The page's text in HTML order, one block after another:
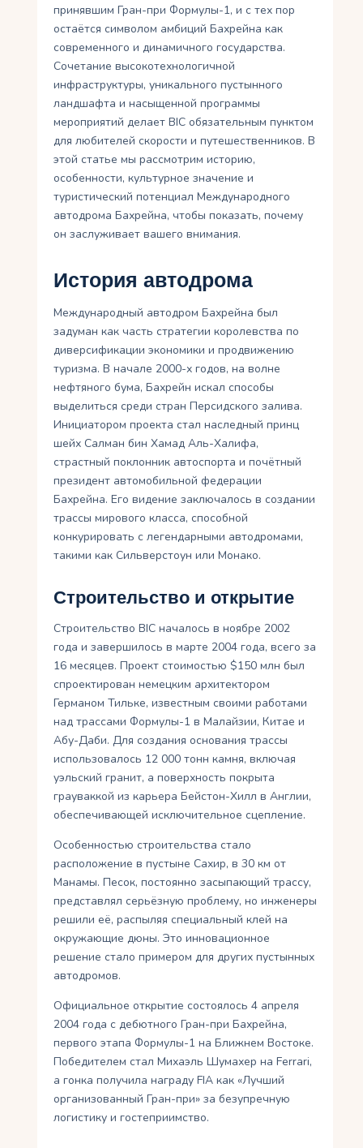
принявшим Гран-при Формулы-1, и с тех пор
остаётся символом амбиций Бахрейна как
современного и динамичного государства.
Сочетание высокотехнологичной
инфраструктуры, уникального пустынного
ландшафта и насыщенной программы
мероприятий делает BIC обязательным пунктом
для любителей скорости и путешественников. В
этой статье мы рассмотрим историю,
особенности, культурное значение и
туристический потенциал Международного
автодрома Бахрейна, чтобы показать, почему
он заслуживает вашего внимания.
История автодрома
Международный автодром Бахрейна был
задуман как часть стратегии королевства по
диверсификации экономики и продвижению
туризма. В начале 2000-х годов, на волне
нефтяного бума, Бахрейн искал способы
выделиться среди стран Персидского залива.
Инициатором проекта стал наследный принц
шейх Салман бин Хамад Аль-Халифа,
страстный поклонник автоспорта и почётный
президент автомобильной федерации
Бахрейна. Его видение заключалось в создании
трассы мирового класса, способной
конкурировать с легендарными автодромами,
такими как Сильверстоун или Монако.
Строительство и открытие
Строительство BIC началось в ноябре 2002
года и завершилось в марте 2004 года, всего за
16 месяцев. Проект стоимостью $150 млн был
спроектирован немецким архитектором
Германом Тильке, известным своими работами
над трассами Формулы-1 в Малайзии, Китае и
Абу-Даби. Для создания основания трассы
использовалось 12 000 тонн камня, включая
уэльский гранит, а поверхность покрыта
грауваккой из карьера Бейстон-Хилл в Англии,
обеспечивающей исключительное сцепление.
Особенностью строительства стало
расположение в пустыне Сахир, в 30 км от
Манамы. Песок, постоянно засыпающий трассу,
представлял серьёзную проблему, но инженеры
решили её, распыляя специальный клей на
окружающие дюны. Это инновационное
решение стало примером для других пустынных
автодромов.
Официальное открытие состоялось 4 апреля
2004 года с дебютного Гран-при Бахрейна,
первого этапа Формулы-1 на Ближнем Востоке.
Победителем стал Михаэль Шумахер на Ferrari,
а гонка получила награду FIA как «Лучший
организованный Гран-при» за безупречную
логистику и гостеприимство.